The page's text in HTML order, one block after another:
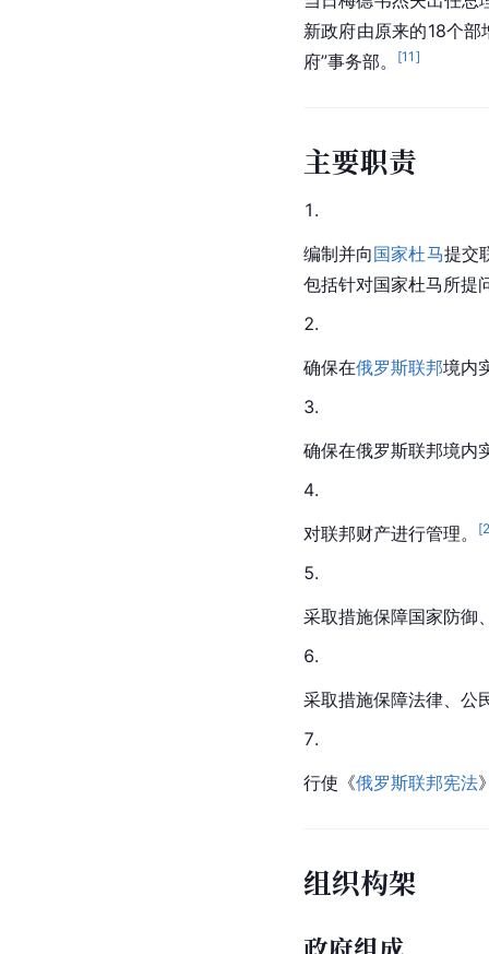
新政府由原来的18个
府”事务部。
[11 ]
主要职责
编制并向国家杜马提交
包括针对国家杜马所提
确保在俄罗斯联邦境内
确保在俄罗斯联邦境内
对联邦财产进行管理。 [
采取措施保障国家防御
采取措施保障法律、公
行使《俄罗斯联邦宪法
组织构架